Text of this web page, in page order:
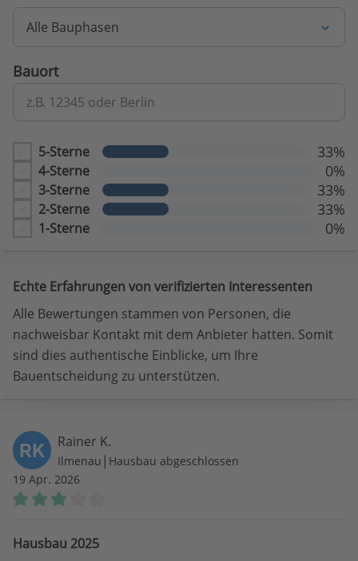
Alle Bauphasen
Bauort
z.B. 12345 oder Berlin
5-Sterne 33%
4-Sterne 0%
3-Sterne 33%
2-Sterne 33%
1-Sterne 0%
Echte Erfahrungen von verifizierten Interessenten
Alle Bewertungen stammen von Personen, die
nachweisbar Kontakt mit dem Anbieter hatten. Somit
sind dies authentische Einblicke, um Ihre
Bauentscheidung zu unterstützen.
RK Rainer K.
Ilmenau | Hausbau abgeschlossen
19 Apr. 2026
Hausbau 2025